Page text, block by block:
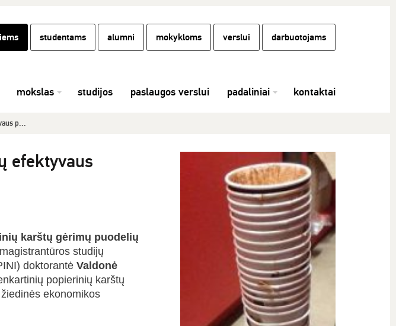
studentams alumni mokykloms verslui darbuotojams
mokslas studijos paslaugos verslui padaliniai kontaktai
p...
efektyvaus
karštų gėrimų puodelių
studijų
doktorantė Valdonė
popierinių karštų
ekonomikos